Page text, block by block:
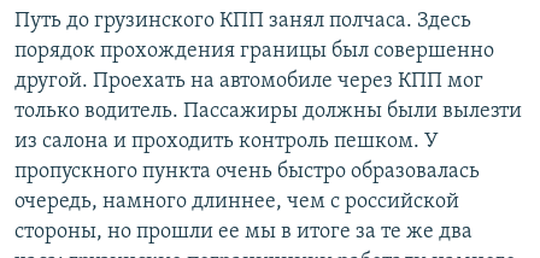
Путь до грузинского КПП занял полчаса. Здесь
порядок прохождения границы был совершенно
другой. Проехать на автомобиле через КПП мог
только водитель. Пассажиры должны были вылезти
из салона и проходить контроль пешком. У
пропускного пункта очень быстро образовалась
очередь, намного длиннее, чем с российской
стороны, но прошли ее мы в итоге за те же два